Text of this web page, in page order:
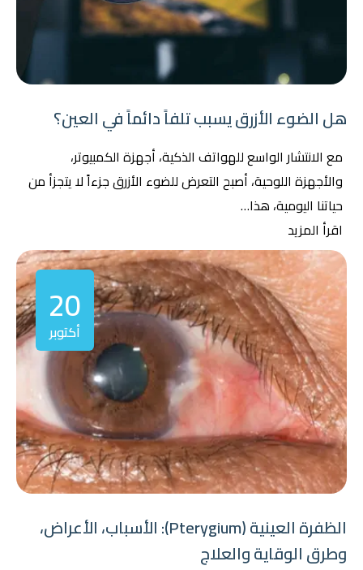
هل الضوء الأزرق يسبب تلفاً دائماً في العين؟
مع الانتشار الواسع للهواتف الذكية، أجهزة الكمبيوتر،
والأجهزة اللوحية، أصبح التعرض للضوء الأزرق جزءاً لا يتجزأ من
حياتنا اليومية، هذا…
اقرأ المزيد
20
أكتوبر
الظفرة العينية (Pterygium): الأسباب، الأعراض،
وطرق الوقاية والعلاج